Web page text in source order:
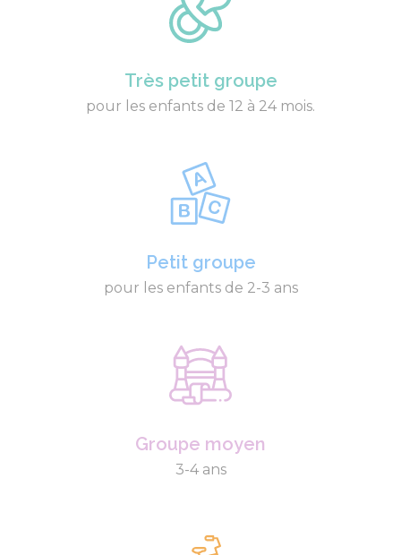
Très petit groupe
pour les enfants de 12 à 24 mois.
Petit groupe
pour les enfants de 2-3 ans
Groupe moyen
3-4 ans